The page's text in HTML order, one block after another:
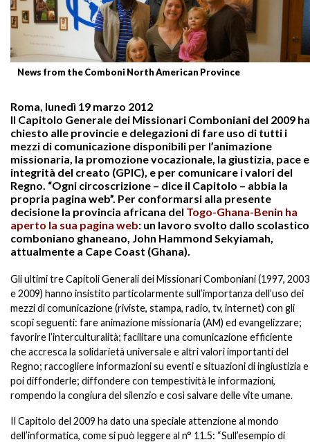
News from the Comboni North American Province
Roma, lunedì 19 marzo 2012
Il Capitolo Generale dei Missionari Comboniani del 2009 ha
chiesto alle provincie e delegazioni di fare uso di tutti i
mezzi di comunicazione disponibili per l’animazione
missionaria, la promozione vocazionale, la giustizia, pace e
integrità del creato (GPIC), e per comunicare i valori del
Regno. “Ogni circoscrizione – dice il Capitolo – abbia la
propria pagina web”. Per conformarsi alla presente
decisione la provincia africana del Togo-Ghana-Benin ha
aperto la sua pagina web: un lavoro svolto dallo scolastico
comboniano ghaneano, John Hammond Sekyiamah,
attualmente a Cape Coast (Ghana).
Gli ultimi tre Capitoli Generali dei Missionari Comboniani (1997, 2003
e 2009) hanno insistito particolarmente sull’importanza dell’uso dei
mezzi di comunicazione (riviste, stampa, radio, tv, internet) con gli
scopi seguenti: fare animazione missionaria (AM) ed evangelizzare;
favorire l’interculturalità; facilitare una comunicazione efficiente
che accresca la solidarietà universale e altri valori importanti del
Regno; raccogliere informazioni su eventi e situazioni di ingiustizia e
poi diffonderle; diffondere con tempestività le informazioni,
rompendo la congiura del silenzio e così salvare delle vite umane.
Il Capitolo del 2009 ha dato una speciale attenzione al mondo
dell’informatica, come si può leggere al n° 11.5: “Sull’esempio di